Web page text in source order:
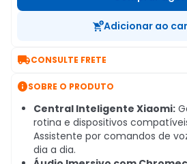
Adicionar ao
CONSULTE FRETE
SOBRE O PRODUTO
Central Inteligente Xiaomi:
rotina e dispositivos
Assistente por comandos de
dia a dia.